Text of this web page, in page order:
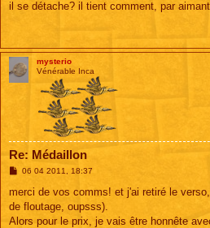
s
il se détache? il tient comment, par
mysterio
Vénérable Inca
Re: Médaillon
M
s
a
g
06 04 2011, 18:37
merci de vos comms! et j'ai retiré le
de floutage, oupsss).
Alors pour le prix, je vais être honnête